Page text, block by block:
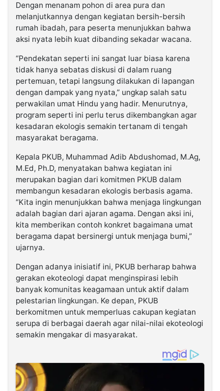
Dengan menanam pohon di area pura dan
melanjutkannya dengan kegiatan bersih-bersih
rumah ibadah, para peserta menunjukkan bahwa
aksi nyata lebih kuat dibanding sekadar wacana.
“Pendekatan seperti ini sangat luar biasa karena
tidak hanya sebatas diskusi di dalam ruang
pertemuan, tetapi langsung dilakukan di lapangan
dengan dampak yang nyata,” ungkap salah satu
perwakilan umat Hindu yang hadir. Menurutnya,
program seperti ini perlu terus dikembangkan agar
kesadaran ekologis semakin tertanam di tengah
masyarakat beragama.
Kepala PKUB, Muhammad Adib Abdushomad, M.Ag,
M.Ed, Ph.D, menyatakan bahwa kegiatan ini
merupakan bagian dari komitmen PKUB dalam
membangun kesadaran ekologis berbasis agama.
“Kita ingin menunjukkan bahwa menjaga lingkungan
adalah bagian dari ajaran agama. Dengan aksi ini,
kita memberikan contoh konkret bagaimana umat
beragama dapat bersinergi untuk menjaga bumi,”
ujarnya.
Dengan adanya inisiatif ini, PKUB berharap bahwa
gerakan ekoteologi dapat menginspirasi lebih
banyak komunitas keagamaan untuk aktif dalam
pelestarian lingkungan. Ke depan, PKUB
berkomitmen untuk memperluas cakupan kegiatan
serupa di berbagai daerah agar nilai-nilai ekoteologi
semakin mengakar di masyarakat.